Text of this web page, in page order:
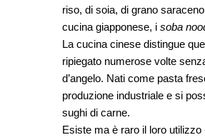
riso, di soia, di grano
cucina giapponese, i soba
La cucina cinese distingue
ripiegato numerose volte
d’angelo. Nati come pasta
produzione industriale e si
sughi di carne.
Esiste ma è raro il loro